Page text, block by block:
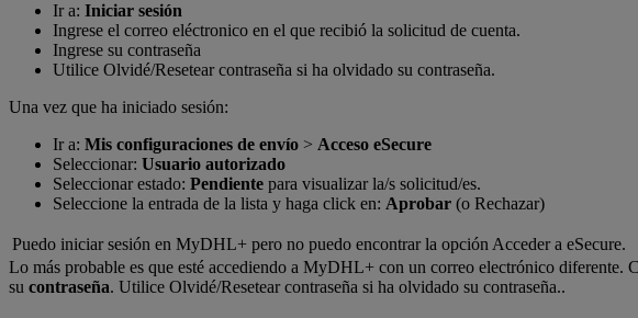
Ir a: Iniciar sesión
Ingrese el correo eléctronico en el que recibió la solicitud de cuenta.
Ingrese su contraseña
Utilice Olvidé/Resetear contraseña si ha olvidado su contraseña.
Una vez que ha iniciado sesión:
Ir a: Mis configuraciones de envío > Acceso eSecure
Seleccionar: Usuario autorizado
Seleccionar estado: Pendiente para visualizar la/s solicitud/es.
Seleccione la entrada de la lista y haga click en: Aprobar (o Rechazar)
Puedo iniciar sesión en MyDHL+ pero no puedo encontrar la opción Acceder a eSecure.
Lo más probable es que esté accediendo a MyDHL+ con un correo electrónico diferente.
su contraseña. Utilice Olvidé/Resetear contraseña si ha olvidado su contraseña..